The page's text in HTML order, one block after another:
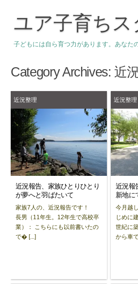
ユア子育ちス
子どもには自ら育つ力があります。あなた
Category Archives: 近
近況整理
近況報告、家族ひとりひとり
が夢へと羽ばたいて
家族7人の、近況報告です！
長男（11年生。12年生で高校卒
業）： こちらにも以前書いたの
で� [...]
近況整理
近況報
新地に
今月越
じめに
世紀に
から車